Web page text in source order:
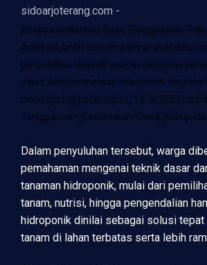
sidoarjoterang.com -
Bhabinkamtibmas Desa Tenggulunan
Achmad Arifin bersama perangkat desa
penyuluhan kepada warga mengenai
sayur dengan metode hidroponik.
berlangsung pada Sabtu (12/4/2025) di
Tenggulunan, Kecamatan Candi,
Dalam penyuluhan tersebut, warga
pemahaman mengenai teknik dasar
tanaman hidroponik, mulai dari
tanam, nutrisi, hingga pengendalian
hidroponik dinilai sebagai solusi tepat
tanam di lahan terbatas serta lebih